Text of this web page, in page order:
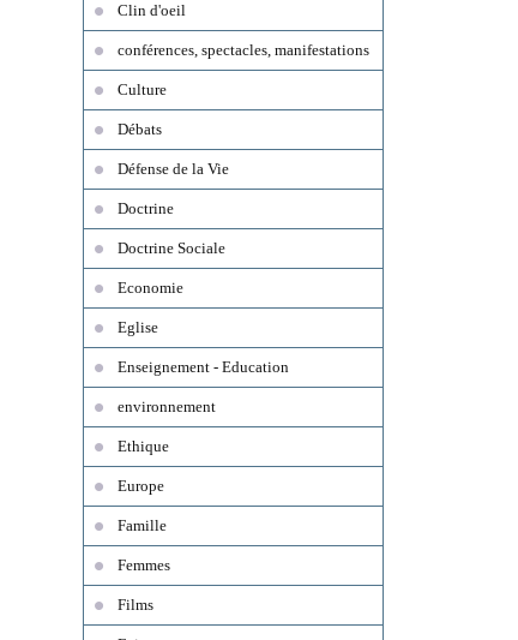
Clin d'oeil
conférences, spectacles, manifestations
Culture
Débats
Défense de la Vie
Doctrine
Doctrine Sociale
Economie
Eglise
Enseignement - Education
environnement
Ethique
Europe
Famille
Femmes
Films